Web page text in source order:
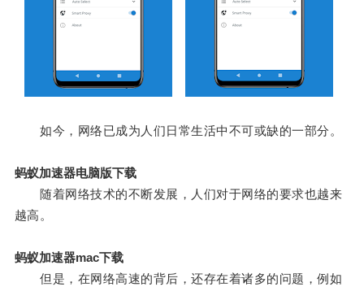
如今，网络已成为人们日常生活中不可或缺的一部分。
蚂蚁加速器电脑版下载
随着网络技术的不断发展，人们对于网络的要求也越来
越高。
蚂蚁加速器mac下载
但是，在网络高速的背后，还存在着诸多的问题，例如